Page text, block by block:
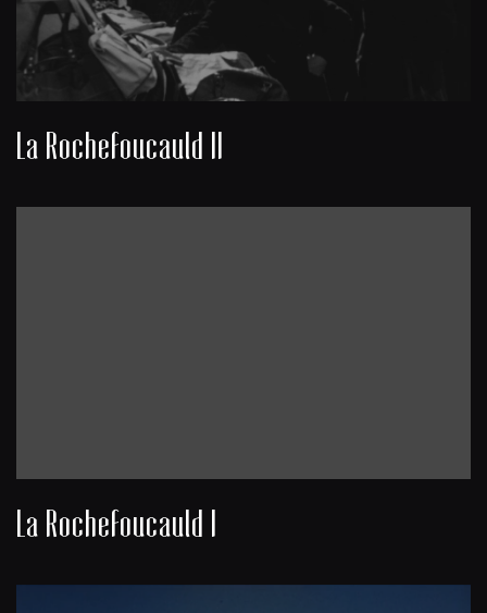
La Rochefoucauld II
La Rochefoucauld I